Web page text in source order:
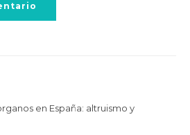
en España: altruismo y